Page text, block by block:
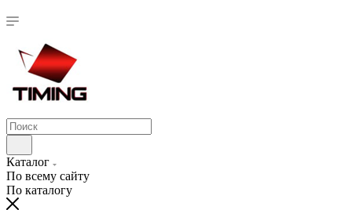
Каталог
По всему сайту
По каталогу